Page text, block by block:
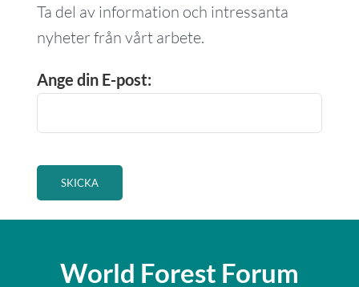
Ta del av information och intressanta
nyheter från vårt arbete.
Ange din E-post:
World Forest Forum